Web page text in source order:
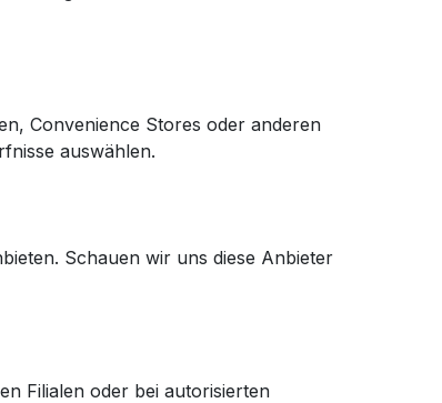
Convenience Stores oder anderen
auswählen.
Schauen wir uns diese Anbieter
Filialen oder bei autorisierten